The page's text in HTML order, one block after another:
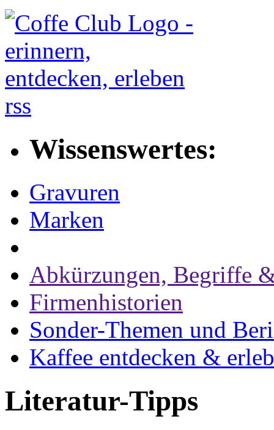
rss
Wissenswertes:
Gravuren
Marken
Abkürzungen, Begriffe
Firmenhistorien
Sonder-Themen und
Kaffee entdecken &
Literatur-Tipps